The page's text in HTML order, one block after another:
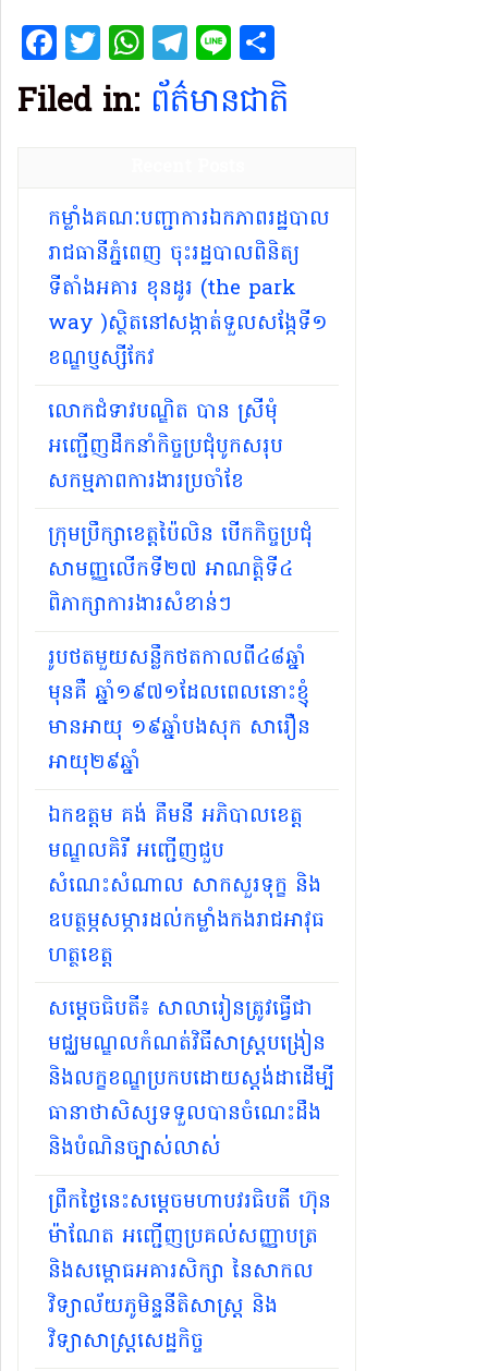
Facebook
Twitter
WhatsApp
Telegram
Line
Filed in: ព័ត៌មានជាតិ
កម្លាំងគណៈបញ្ជាការឯកភាពរដ្ឋបាល
រាជធានីភ្នំពេញ ចុះរដ្ឋបាលពិនិត្យ
ទីតាំងអគារ ខុនដូរ (the park
way )ស្ថិតនៅសង្កាត់ទួលសង្កែទី១
ខណ្ឌប្ញស្សីកែវ
លោកជំទាវបណ្ឌិត បាន ស្រីមុំ
អញ្ជើញដឹកនាំកិច្ចប្រជុំបូកសរុប
សកម្មភាពការងារប្រចាំខែ
ក្រុមប្រឹក្សាខេត្តប៉ៃលិន បើកកិច្ចប្រជុំ
សាមញ្ញលើកទី២៧ អាណត្តិទី៤
ពិភាក្សាការងារសំខាន់ៗ
រូបថតមួយសន្លឹកថតកាលពី៤៨ឆ្នាំ
មុនគឺ ឆ្នាំ១៩៧១ដែលពេលនោះខ្ញុំ
មានអាយុ ១៩ឆ្នាំបងសុក សារឿន
អាយុ២៩ឆ្នាំ
ឯកឧត្តម គង់ គឹមនី អភិបាលខេត្ត
មណ្ឌលគិរី អញ្ជើញជួប
សំណេះសំណាល សាកសួរទុក្ខ និង
ឧបត្ថម្ភសម្ភារដល់កម្លាំងកងរាជអាវុធ
ហត្ថខេត្ត
សម្ដេចធិបតី​៖ សាលារៀនត្រូវធ្វើជា
មជ្ឈមណ្ឌលកំណត់វិធីសាស្ត្របង្រៀន
និងលក្ខខណ្ឌប្រកបដោយស្តង់ដាដើម្បី
ធានាថាសិស្សទទួលបានចំណេះដឹង
និងបំណិនច្បាស់លាស់
ព្រឹកថ្ងៃនេះសម្តេចមហាបវរធិបតី ហ៊ុន
ម៉ាណែត អញ្ជើញប្រគល់សញ្ញាបត្រ
និងសម្ពោធអគារសិក្សា នៃសាកល
វិទ្យាល័យភូមិន្ទនីតិសាស្ត្រ និង
វិទ្យាសាស្ត្រសេដ្ឋកិច្ច